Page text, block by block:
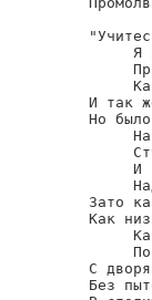
Я
И так
Но
И
Зато
Как
С
Без